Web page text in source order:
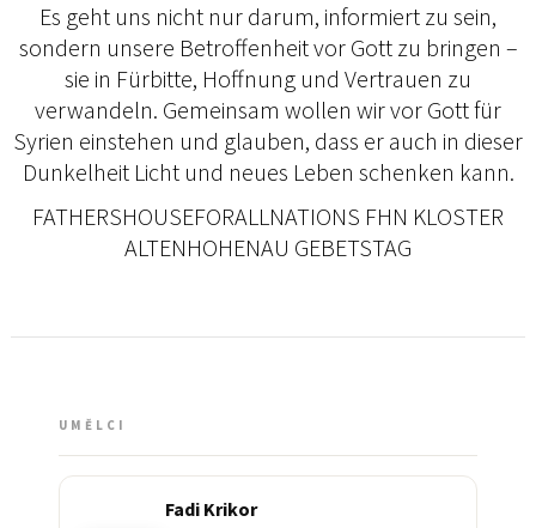
Es geht uns nicht nur darum, informiert zu sein,
sondern unsere Betroffenheit vor Gott zu bringen –
sie in Fürbitte, Hoffnung und Vertrauen zu
verwandeln. Gemeinsam wollen wir vor Gott für
Syrien einstehen und glauben, dass er auch in dieser
Dunkelheit Licht und neues Leben schenken kann.
FATHERSHOUSEFORALLNATIONS FHN KLOSTER
ALTENHOHENAU GEBETSTAG
UMĚLCI
Fadi Krikor